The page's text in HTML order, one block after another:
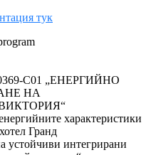
тук
C01 „ЕНЕРГИЙНО
НА
характеристики
Гранд
устойчиви интегрирани